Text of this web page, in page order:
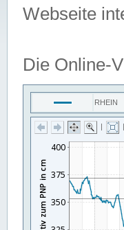
Webseite
Die Online-